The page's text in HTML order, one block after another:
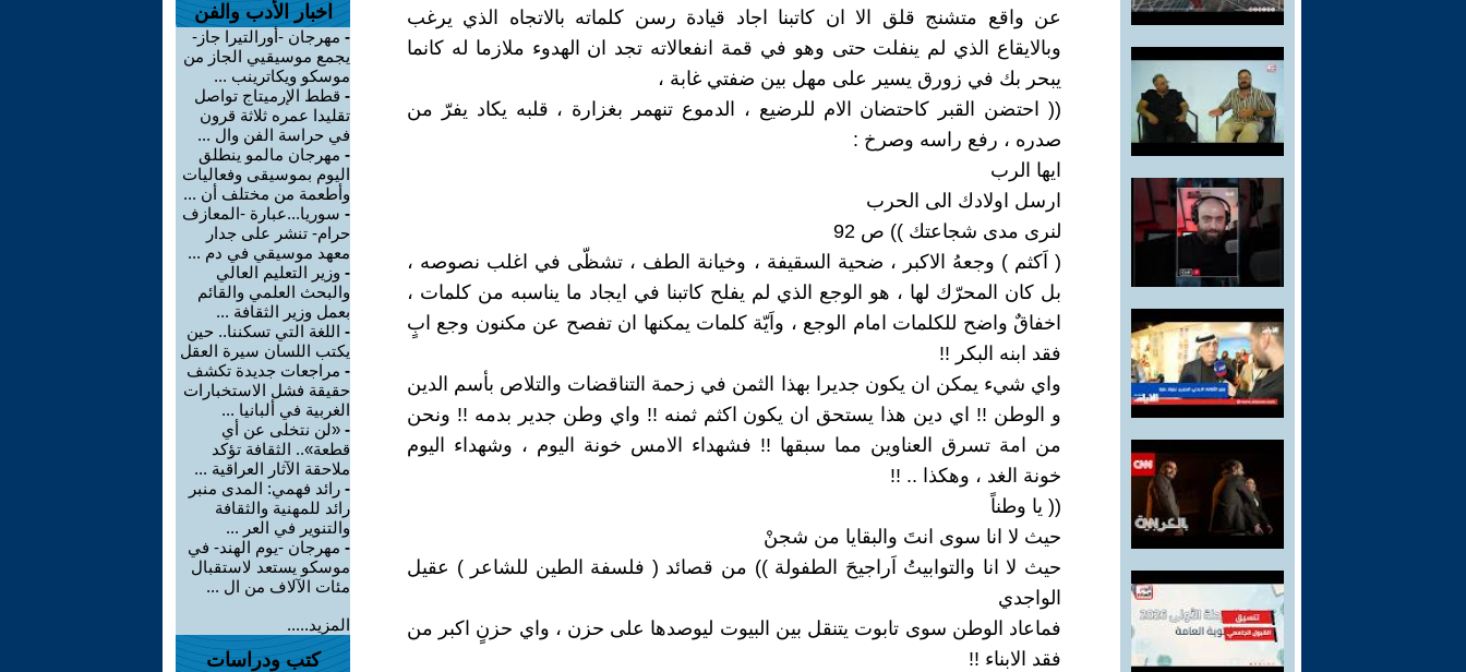
عن واقع متشنج قلق الا ان كاتبنا اجاد قيادة رسن كلماته بالاتجاه الذي يرغب
وبالايقاع الذي لم ينفلت حتى وهو في قمة انفعالاته تجد ان الهدوء ملازما له كانما
يبحر بك في زورق يسير على مهل بين ضفتي غابة ،
(( احتضن القبر كاحتضان الام للرضيع ، الدموع تنهمر بغزارة ، قلبه يكاد يفرّ من
صدره ، رفع راسه وصرخ :
ايها الرب
ارسل اولادك الى الحرب
لنرى مدى شجاعتك )) ص 92
( اَكثم ) وجعهُ الاكبر ، ضحية السقيفة ، وخيانة الطف ، تشظّى في اغلب نصوصه ،
بل كان المحرّك لها ، هو الوجع الذي لم يفلح كاتبنا في ايجاد ما يناسبه من كلمات ،
اخفاقٌ واضح للكلمات امام الوجع ، واَيّة كلمات يمكنها ان تفصح عن مكنون وجع ابٍ
فقد ابنه البكر !!
واي شيء يمكن ان يكون جديرا بهذا الثمن في زحمة التناقضات والتلاص بأسم الدين
و الوطن !! اي دين هذا يستحق ان يكون اكثم ثمنه !! واي وطن جدير بدمه !! ونحن
من امة تسرق العناوين مما سبقها !! فشهداء الامس خونة اليوم ، وشهداء اليوم
خونة الغد ، وهكذا .. !!
(( يا وطناً
حيث لا انا سوى انتَ والبقايا من شجنْ
حيث لا انا والتوابيتُ اَراجيحَ الطفولة )) من قصائد ( فلسفة الطين للشاعر ) عقيل
الواجدي
فماعاد الوطن سوى تابوت يتنقل بين البيوت ليوصدها على حزن ، واي حزنٍ اكبر من
فقد الابناء !!
اخبار الأدب والفن
- مهرجان -أورالتيرا جاز-
يجمع موسيقيي الجاز من
موسكو ويكاترينب ...
- قطط الإرميتاج تواصل
تقليدا عمره ثلاثة قرون
في حراسة الفن وال ...
- مهرجان مالمو ينطلق
اليوم بموسيقى وفعاليات
وأطعمة من مختلف أن ...
- سوريا...عبارة -المعازف
حرام- تنشر على جدار
معهد موسيقي في دم ...
- وزير التعليم العالي
والبحث العلمي والقائم
بعمل وزير الثقافة ...
- اللغة التي تسكننا.. حين
يكتب اللسان سيرة العقل
- مراجعات جديدة تكشف
حقيقة فشل الاستخبارات
الغربية في ألبانيا ...
- «لن نتخلى عن أي
قطعة».. الثقافة تؤكد
ملاحقة الآثار العراقية ...
- رائد فهمي: المدى منبر
رائد للمهنية والثقافة
والتنوير في العر ...
- مهرجان -يوم الهند- في
موسكو يستعد لاستقبال
مئات الآلاف من ال ...
المزيد.....
كتب ودراسات